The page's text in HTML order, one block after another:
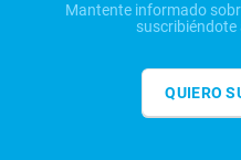
Mantente informado
suscribiéndote
QUIERO